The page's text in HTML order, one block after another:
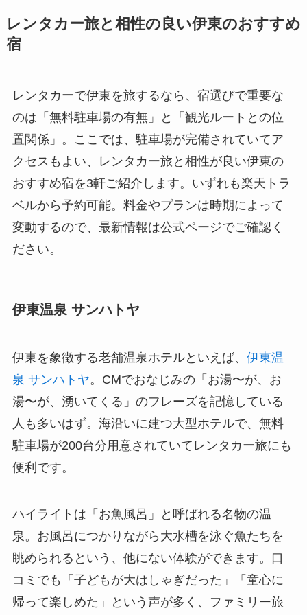
レンタカー旅と相性の良い伊東のおすすめ
宿
レンタカーで伊東を旅するなら、宿選びで重要な
のは「無料駐車場の有無」と「観光ルートとの位
置関係」。ここでは、駐車場が完備されていてア
クセスもよい、レンタカー旅と相性が良い伊東の
おすすめ宿を3軒ご紹介します。いずれも楽天トラ
ベルから予約可能。料金やプランは時期によって
変動するので、最新情報は公式ページでご確認く
ださい。
伊東温泉 サンハトヤ
伊東を象徴する老舗温泉ホテルといえば、 伊東温
泉 サンハトヤ。CMでおなじみの「お湯〜が、お
湯〜が、湧いてくる」のフレーズを記憶している
人も多いはず。海沿いに建つ大型ホテルで、無料
駐車場が200台分用意されていてレンタカー旅にも
便利です。
ハイライトは「お魚風呂」と呼ばれる名物の温
泉。お風呂につかりながら大水槽を泳ぐ魚たちを
眺められるという、他にない体験ができます。口
コミでも「子どもが大はしゃぎだった」「童心に
帰って楽しめた」という声が多く、ファミリー旅